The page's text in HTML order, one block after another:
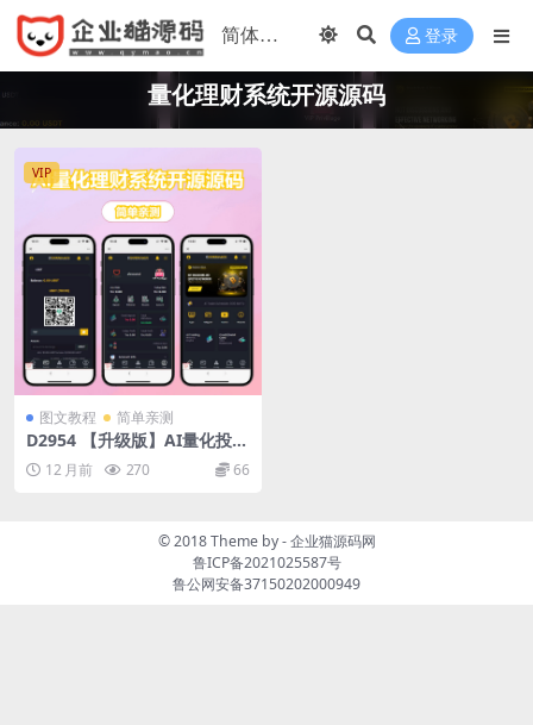
登录
量化理财系统开源源码
VIP
图文教程 简单亲测
D2954 【升级版】AI量化投资
源码/量化理财系统开源源码/
海外版区块链理财交易所/AI
12 月前 270 66
© 2018 Theme by -企业猫源码网
鲁ICP备2021025587号
鲁公网安备37150202000949